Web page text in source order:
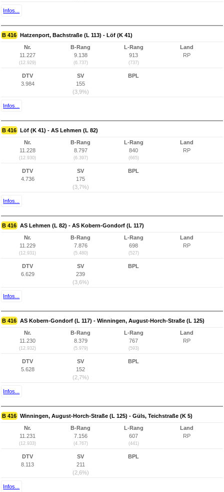
Infos...
B 416 Hatzenport, Bachstraße (L 113) - Löf (K 41)
Nr.
11.227
(12.929)
B-Rang
9.138
(6.737)
L-Rang
913
(737)
Land
RP
DTV
3.984
SV
155
(3,9%)
BPL
Infos...
B 416 Löf (K 41) - AS Lehmen (L 82)
Nr.
11.228
(12.930)
B-Rang
8.797
(6.397)
L-Rang
840
(665)
Land
RP
DTV
4.736
SV
175
(3,7%)
BPL
Infos...
B 416 AS Lehmen (L 82) - AS Kobern-Gondorf (L 117)
Nr.
11.229
(12.931)
B-Rang
7.876
(5.480)
L-Rang
698
(527)
Land
RP
DTV
6.629
SV
239
(3,6%)
BPL
Infos...
B 416 AS Kobern-Gondorf (L 117) - Winningen, August-Horch-Straße (L 125)
Nr.
11.230
(12.932)
B-Rang
8.379
(5.979)
L-Rang
767
(593)
Land
RP
DTV
5.628
SV
152
(2,7%)
BPL
Infos...
B 416 Winningen, August-Horch-Straße (L 125) - Güls, Teichstraße (K 5)
Nr.
11.231
(12.933)
B-Rang
7.156
(4.767)
L-Rang
607
(441)
Land
RP
DTV
8.113
SV
211
(2,6%)
BPL
Infos...